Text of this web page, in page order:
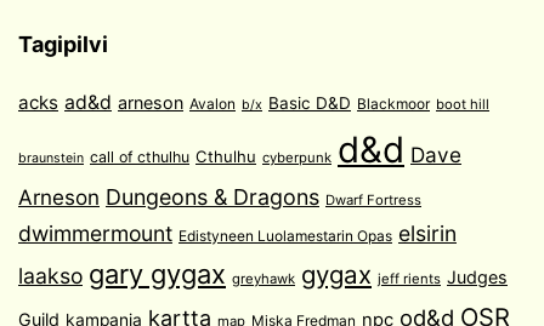
Tagipilvi
acks ad&d arneson Avalon b/x Basic D&D Blackmoor boot hill
braunstein call of cthulhu Cthulhu cyberpunk d&d Dave
Arneson Dungeons & Dragons Dwarf Fortress
dwimmermount Edistyneen Luolamestarin Opas elsirin
laakso gary gygax greyhawk gygax jeff rients Judges
Guild kampanja kartta map Miska Fredman npc od&d OSR